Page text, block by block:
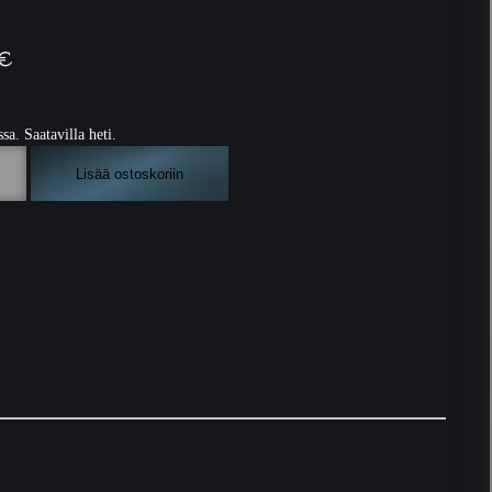
Saatavilla heti.
Lisää ostoskoriin